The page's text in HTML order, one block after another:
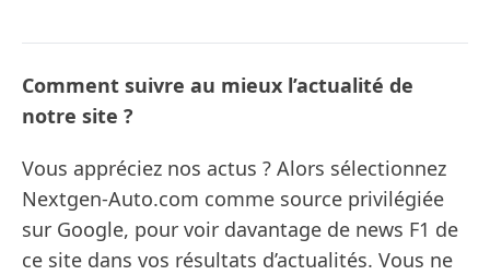
Comment suivre au mieux l’actualité de
notre site ?
Vous appréciez nos actus ? Alors sélectionnez
Nextgen-Auto.com comme source privilégiée
sur Google, pour voir davantage de news F1 de
ce site dans vos résultats d’actualités. Vous ne